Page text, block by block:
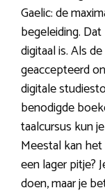
Gaelic: de
begeleiding.
digitaal is. Als
geaccepteerd
digitale
benodigde
taalcursus kun
Meestal kan
een lager pitje?
doen, maar je